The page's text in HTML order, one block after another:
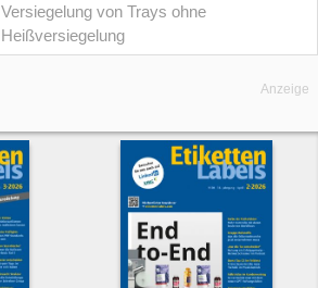
Versiegelung von Trays ohne
Heißversiegelung
Anzeige